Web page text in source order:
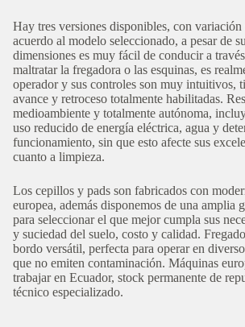
Hay tres versiones disponibles, con variación
acuerdo al modelo seleccionado, a pesar de
dimensiones es muy fácil de conducir a
maltratar la fregadora o las esquinas, es
operador y sus controles son muy intuitivos,
avance y retroceso totalmente habilitadas.
medioambiente y totalmente autónoma,
uso reducido de energía eléctrica, agua y
funcionamiento, sin que esto afecte sus
cuanto a limpieza.
Los cepillos y pads son fabricados con
europea, además disponemos de una amplia
para seleccionar el que mejor cumpla sus
y suciedad del suelo, costo y calidad.
bordo versátil, perfecta para operar en
que no emiten contaminación. Máquinas
trabajar en Ecuador, stock permanente de
técnico especializado.